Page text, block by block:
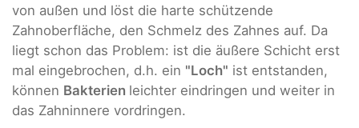
von außen und löst die harte schützende
Zahnoberfläche, den Schmelz des Zahnes auf. Da
liegt schon das Problem: ist die äußere Schicht erst
mal eingebrochen, d.h. ein "Loch" ist entstanden,
können Bakterien leichter eindringen und weiter in
das Zahninnere vordringen.